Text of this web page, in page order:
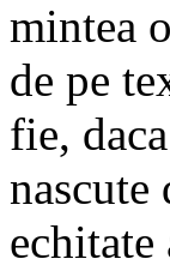
mintea
de pe
fie,